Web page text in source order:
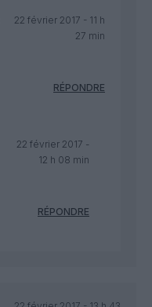
22 février 2017 - 11 h
27 min
RÉPONDRE
22 février 2017 -
12 h 08 min
RÉPONDRE